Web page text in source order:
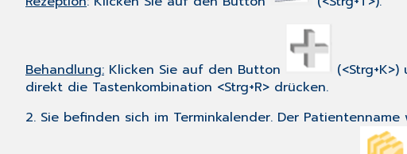
Behandlung: Klicken Sie auf den Button
direkt die Tastenkombination <Strg+R> drücken.
2. Sie befinden sich im Terminkalender. Der